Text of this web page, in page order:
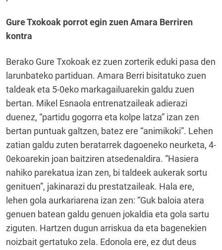
Gure Txokoak porrot egin zuen Amara Berriren
kontra
Berako Gure Txokoak ez zuen zorterik eduki pasa den
larunbateko partiduan. Amara Berri bisitatuko zuen
taldeak eta 5-0eko markagailuarekin galdu zuen
bertan. Mikel Esnaola entrenatzaileak adierazi
duenez, “partidu gogorra eta kolpe latza” izan zen
bertan puntuak galtzen, batez ere “animikoki”. Lehen
zatian galdu zuten beratarrek dagoeneko neurketa, 4-
0ekoarekin joan baitziren atsedenaldira. “Hasiera
nahiko parekatua izan zen, bi taldeek aukerak sortu
genituen”, jakinarazi du prestatzaileak. Hala ere,
lehen gola aurkariarena izan zen: “Guk baloia atera
genuen batean galdu genuen jokaldia eta gola sartu
ziguten. Hartzen dugun arriskua da eta bagenekien
noizbait gertatuko zela. Edonola ere, ez dut deus